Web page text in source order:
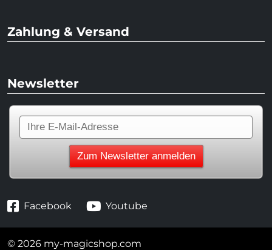
Zahlung & Versand
Newsletter
Facebook Youtube
© 2026 my-magicshop.com